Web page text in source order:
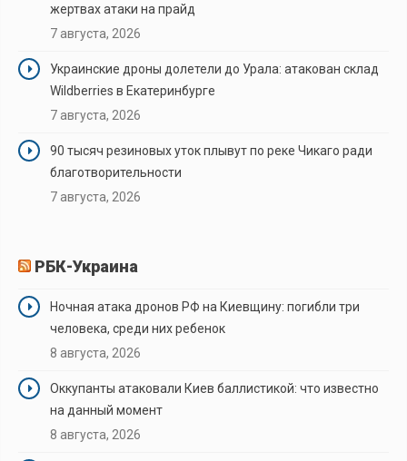
жертвах атаки на прайд
7 августа, 2026
Украинские дроны долетели до Урала: атакован склад
Wildberries в Екатеринбурге
7 августа, 2026
90 тысяч резиновых уток плывут по реке Чикаго ради
благотворительности
7 августа, 2026
РБК-Украина
Ночная атака дронов РФ на Киевщину: погибли три
человека, среди них ребенок
8 августа, 2026
Оккупанты атаковали Киев баллистикой: что известно
на данный момент
8 августа, 2026